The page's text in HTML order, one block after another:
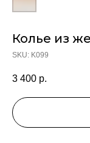
Колье из
SKU: K099
3 400 р.